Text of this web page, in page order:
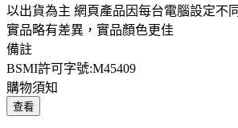
以出貨為主 網頁產品因每台電腦設定不
實品略有差異，實品顏色更佳
備註
BSMI許可字號:M45409
購物須知
查看